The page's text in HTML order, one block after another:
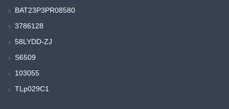
BAT23P3PR08580
3786128
58LYDD-ZJ
S6509
103055
TLp029C1